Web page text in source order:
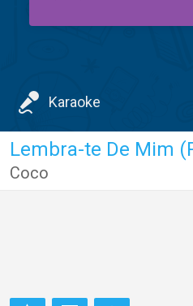
Karaoke
Lembra-te De Mim
Coco